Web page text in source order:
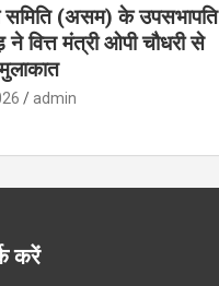
समिति (असम) के उपसभापति
ने वित्त मंत्री ओपी चौधरी से
admin
करें